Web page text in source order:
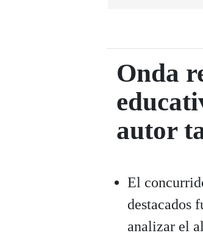
Onda
autor
El
destacados
analizar el